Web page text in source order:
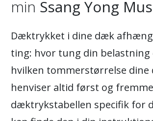
min Ssang Yong
Dæktrykket i dine dæk
ting: hvor tung din belastning
hvilken tommerstørrelse dine
henviser altid først og
dæktrykstabellen specifik for